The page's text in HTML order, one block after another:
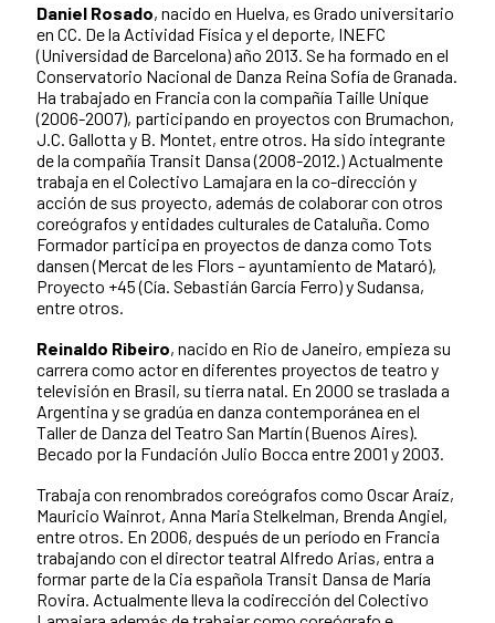
Daniel Rosado, nacido en Huelva, es Grado universitario
en CC. De la Actividad Física y el deporte, INEFC
(Universidad de Barcelona) año 2013. Se ha formado en el
Conservatorio Nacional de Danza Reina Sofía de Granada.
Ha trabajado en Francia con la compañía Taille Unique
(2006-2007), participando en proyectos con Brumachon,
J.C. Gallotta y B. Montet, entre otros. Ha sido integrante
de la compañía Transit Dansa (2008-2012.) Actualmente
trabaja en el Colectivo Lamajara en la co-dirección y
acción de sus proyecto, además de colaborar con otros
coreógrafos y entidades culturales de Cataluña. Como
Formador participa en proyectos de danza como Tots
dansen (Mercat de les Flors – ayuntamiento de Mataró),
Proyecto +45 (Cía. Sebastián García Ferro) y Sudansa,
entre otros.
Reinaldo Ribeiro, nacido en Rio de Janeiro, empieza su
carrera como actor en diferentes proyectos de teatro y
televisión en Brasil, su tierra natal. En 2000 se traslada a
Argentina y se gradúa en danza contemporánea en el
Taller de Danza del Teatro San Martín (Buenos Aires).
Becado por la Fundación Julio Bocca entre 2001 y 2003.
Trabaja con renombrados coreógrafos como Oscar Araíz,
Mauricio Wainrot, Anna Maria Stelkelman, Brenda Angiel,
entre otros. En 2006, después de un período en Francia
trabajando con el director teatral Alfredo Arias, entra a
formar parte de la Cia española Transit Dansa de María
Rovira. Actualmente lleva la codirección del Colectivo